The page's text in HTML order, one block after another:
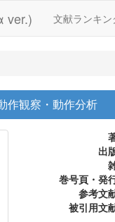
ver.) 文献ランキン
作観察・動作分析
出
巻号頁・発
参考文
被引用文